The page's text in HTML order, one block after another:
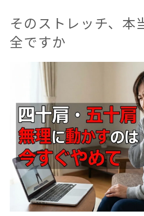
無理な運動が四十肩を悪化させ
整体で学ぶ四十肩悪化の原
稲城の整体が伝える運動の
理学療法士が注目する肩組
整体師と理学療法士の違い
無理な体操が整体効果を損
▼ 肩を壊さずに、可動域だけを
「僕の裏技」を教えます
稲城や多摩の出張整体で見える
出張整体が発見する肩痛の
整体で気づく日常動作の落
理学療法士が現場で見抜く
そのストレッチ、本
全ですか